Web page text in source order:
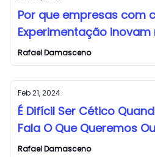
Por que empresas com
Experimentação
seus concorrentes
Rafael Damasceno
Feb 21, 2024
É Difícil Ser Cético
Fala O Que Queremos
Rafael Damasceno